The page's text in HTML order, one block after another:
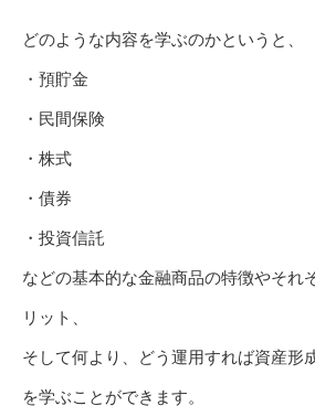
どのような内容を学ぶのかというと、
・預貯金
・民間保険
・株式
・債券
・投資信託
などの基本的な金融商品の特徴やそれ
リット、
そして何より、どう運用すれば資産形
を学ぶことができます。